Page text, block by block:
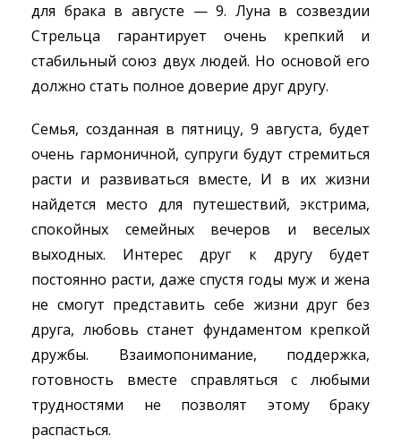
для брака в августе — 9. Луна в созвездии
Стрельца гарантирует очень крепкий и
стабильный союз двух людей. Но основой его
должно стать полное доверие друг другу.
Семья, созданная в пятницу, 9 августа, будет
очень гармоничной, супруги будут стремиться
расти и развиваться вместе, И в их жизни
найдется место для путешествий, экстрима,
спокойных семейных вечеров и веселых
выходных. Интерес друг к другу будет
постоянно расти, даже спустя годы муж и жена
не смогут представить себе жизни друг без
друга, любовь станет фундаментом крепкой
дружбы. Взаимопонимание, поддержка,
готовность вместе справляться с любыми
трудностями не позволят этому браку
распасться.